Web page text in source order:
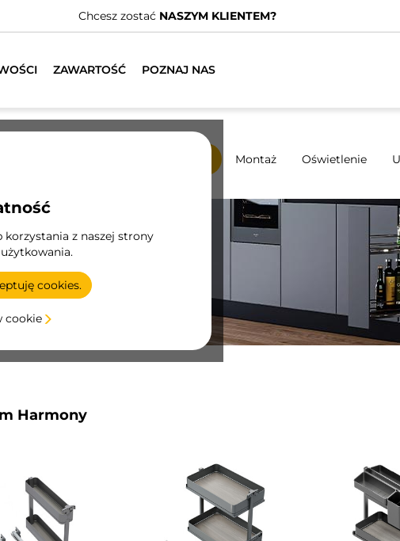
wyspecjalizowanych dystrybutorów.ZNAJDŹ NAJBLIŻSZEGO
ZAWARTOŚĆ POZNAJ NAS
z naszej strony
cookies.
cookie
Montaż Oświetlenie
Harmony